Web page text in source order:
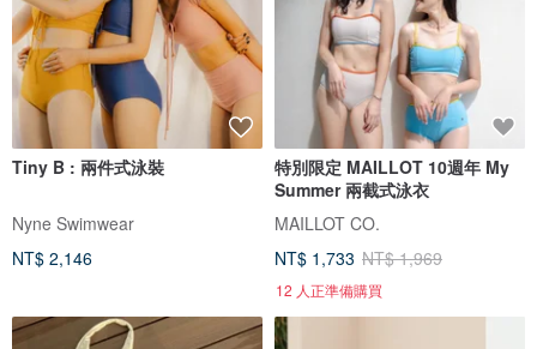
Tiny B : 兩件式泳裝
Nyne Swimwear
NT$ 2,146
特別限定 MAILLOT 10週年 My
Summer 兩截式泳衣
MAILLOT CO.
NT$ 1,733 NT$ 1,969
12 人正準備購買